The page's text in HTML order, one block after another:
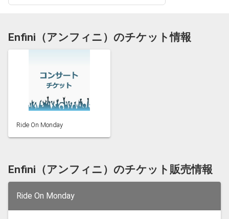
Enfini（アンフィニ）のチケット情報
Ride On Monday
Enfini（アンフィニ）のチケット販売情報
Ride On Monday